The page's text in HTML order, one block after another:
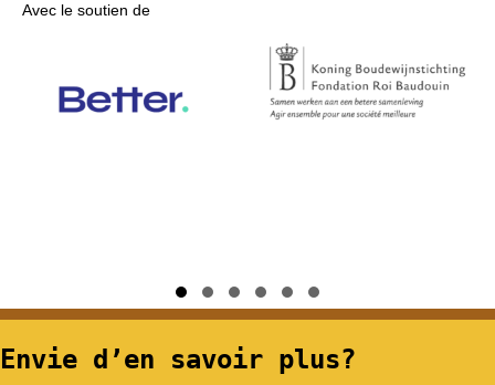
Avec le soutien de
Slide group 1
Slide group 2
Slide group 3
Slide group 4
Slide group 5
Slide group 6
Envie d’en savoir plus?